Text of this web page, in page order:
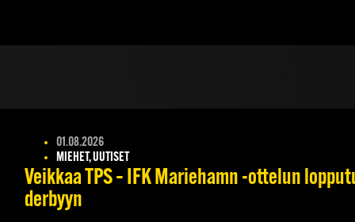
01.08.2026
MIEHET, UUTISET
Veikkaa TPS – IFK Mariehamn -ottelun
derbyyn